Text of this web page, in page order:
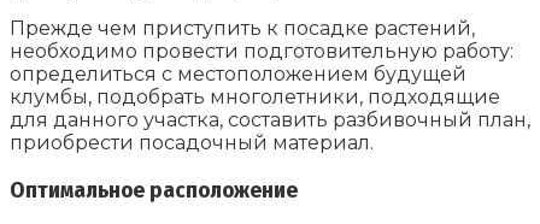
Прежде чем приступить к посадке растений,
необходимо провести подготовительную работу:
определиться с местоположением будущей
клумбы, подобрать многолетники, подходящие
для данного участка, составить разбивочный план,
приобрести посадочный материал.
Оптимальное расположение